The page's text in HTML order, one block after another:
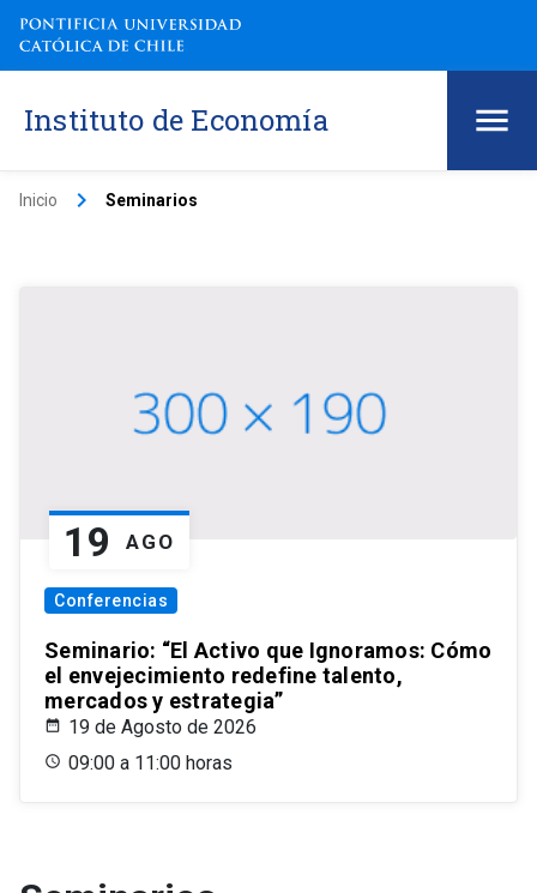
Instituto de Economía
Inicio keyboard_arrow_right Seminarios
19 AGO
Conferencias
Seminario: “El Activo que Ignoramos: Cómo
el envejecimiento redefine talento,
mercados y estrategia”
19 de Agosto de 2026
09:00 a 11:00 horas